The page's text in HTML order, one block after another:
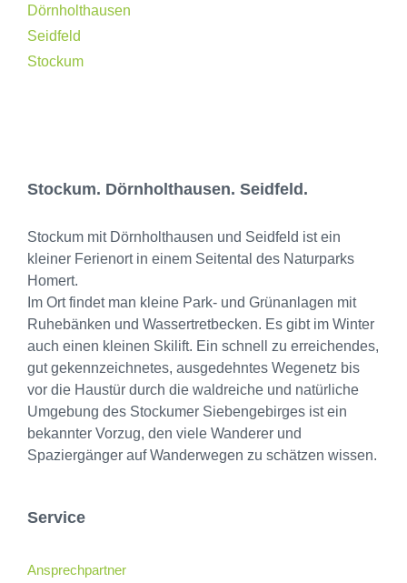
Dörnholthausen
Seidfeld
Stockum
Stockum. Dörnholthausen. Seidfeld.
Stockum mit Dörnholthausen und Seidfeld ist ein
kleiner Ferienort in einem Seitental des Naturparks
Homert.
Im Ort findet man kleine Park- und Grünanlagen mit
Ruhebänken und Wassertretbecken. Es gibt im Winter
auch einen kleinen Skilift. Ein schnell zu erreichendes,
gut gekennzeichnetes, ausgedehntes Wegenetz bis
vor die Haustür durch die waldreiche und natürliche
Umgebung des Stockumer Siebengebirges ist ein
bekannter Vorzug, den viele Wanderer und
Spaziergänger auf Wanderwegen zu schätzen wissen.
Service
Ansprechpartner